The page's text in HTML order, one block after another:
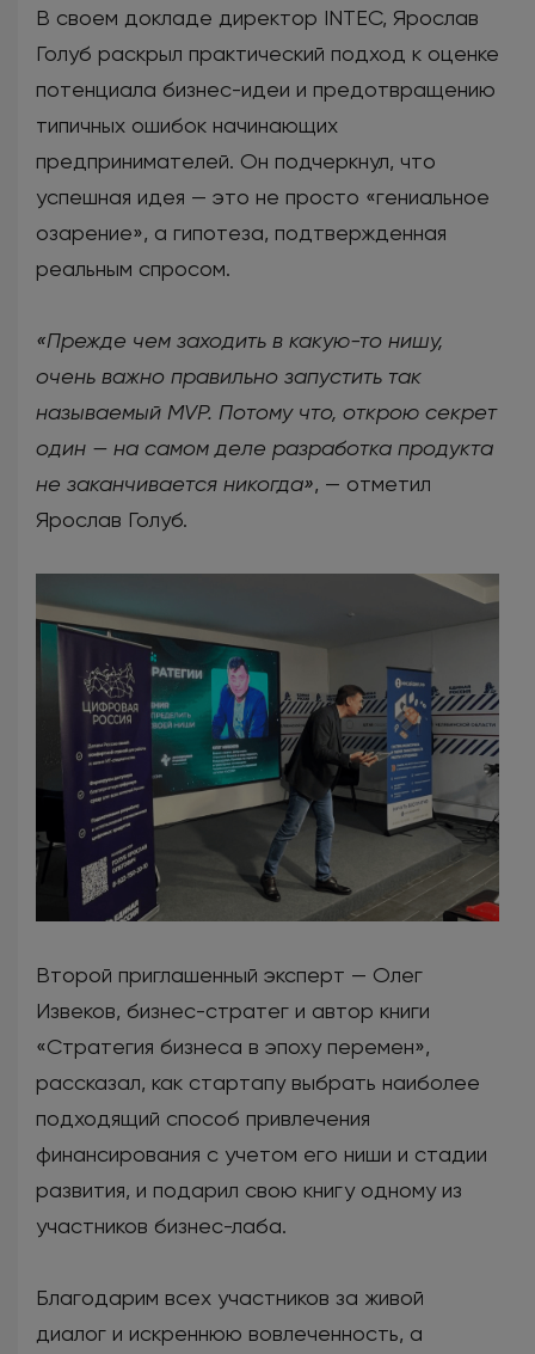
В своем докладе директор INTEC, Ярослав
Голуб раскрыл практический подход к оценке
потенциала бизнес-идеи и предотвращению
типичных ошибок начинающих
предпринимателей. Он подчеркнул, что
успешная идея — это не просто «гениальное
озарение», а гипотеза, подтвержденная
реальным спросом.
«Прежде чем заходить в какую-то нишу,
очень важно правильно запустить так
называемый MVP. Потому что, открою секрет
один — на самом деле разработка продукта
не заканчивается никогда», — отметил
Ярослав Голуб.
Второй приглашенный эксперт — Олег
Извеков, бизнес-стратег и автор книги
«Стратегия бизнеса в эпоху перемен»,
рассказал, как стартапу выбрать наиболее
подходящий способ привлечения
финансирования с учетом его ниши и стадии
развития, и подарил свою книгу одному из
участников бизнес-лаба.
Благодарим всех участников за живой
диалог и искреннюю вовлеченность, а